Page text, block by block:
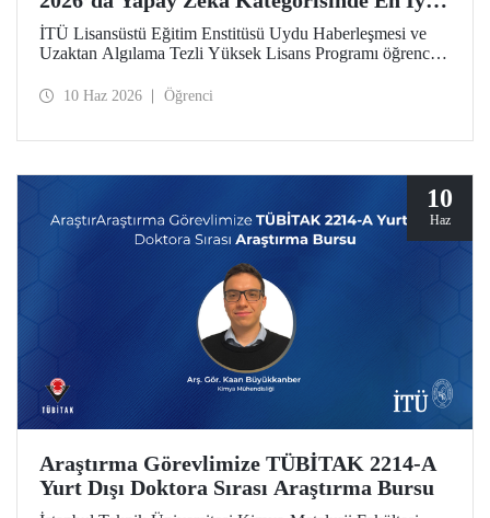
Bildiri Ödülü
İTÜ Lisansüstü Eğitim Enstitüsü Uydu Haberleşmesi ve
Uzaktan Algılama Tezli Yüksek Lisans Programı öğrencisi
Bilimleri ve Araştırmaları Öğrenci Kongresi’nde (MÜBAK
10 Haz 2026 Öğrenci
10
Haz
Araştırma Görevlimize TÜBİTAK 2214-A
Yurt Dışı Doktora Sırası Araştırma Bursu